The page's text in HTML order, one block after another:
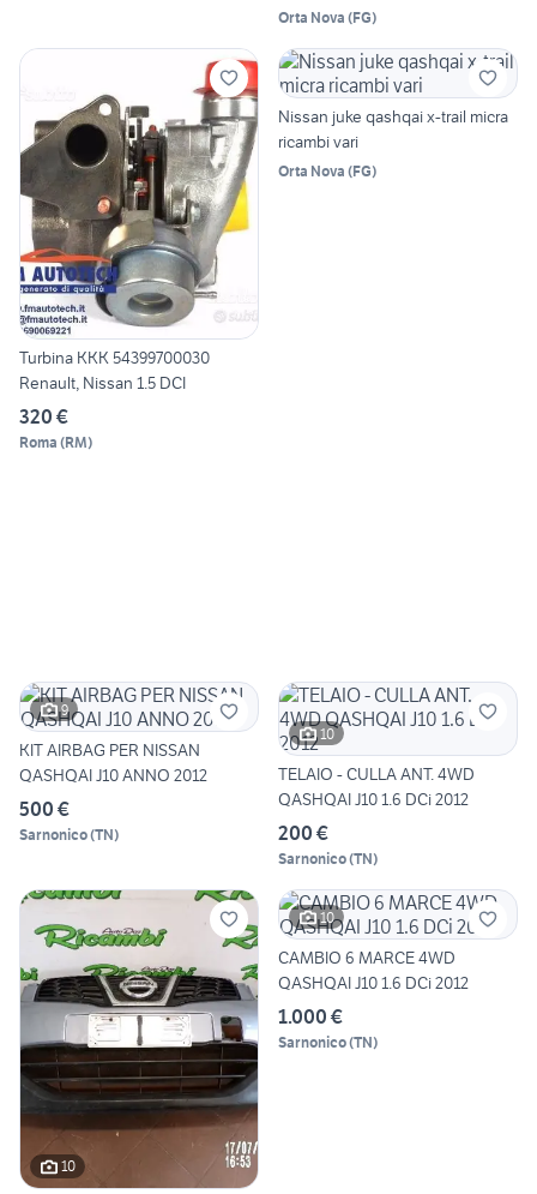
Orta Nova (FG)
Turbina KKK 54399700030
Renault, Nissan 1.5 DCI
320 €
Roma (RM)
Nissan juke qashqai x-trail micra
ricambi vari
Orta Nova (FG)
9
KIT AIRBAG PER NISSAN
QASHQAI J10 ANNO 2012
500 €
Sarnonico(TN)
10
TELAIO - CULLA ANT. 4WD
QASHQAI J10 1.6 DCi 2012
200 €
Sarnonico(TN)
10
10
CAMBIO 6 MARCE 4WD
QASHQAI J10 1.6 DCi 2012
1.000 €
Sarnonico(TN)